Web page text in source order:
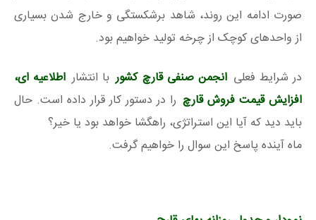
صورت ادامه این روند، شاهد برشکستگی و خارج شدن بسیاری
از واحدهای کوچک از چرخه تولید خواهیم بود.
در شرایط فعلی انجمن صنفی قارچ کشور با انتشار اطلاعیه ای،
افزایش قیمت فروش قارچ را در دستور کار قرار داده است. حال
باید دید که آیا این استراتژی، راهگشا خواهد بود یا خیر؟
ماه آینده پاسخ این سوال را خواهیم گرفت.